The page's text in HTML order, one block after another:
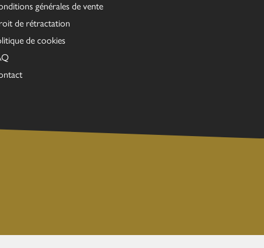
générales de vente
de rétractation
de cookies